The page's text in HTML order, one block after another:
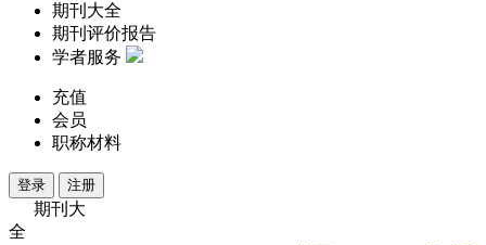
期刊大全
期刊评价报告
学者服务
充值
会员
职称材料
登录 注册
期刊大
全